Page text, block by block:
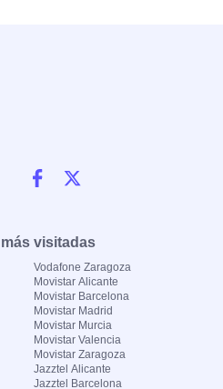
visitadas
Vodafone Zaragoza
Movistar Alicante
Movistar Barcelona
Movistar Madrid
Movistar Murcia
Movistar Valencia
Movistar Zaragoza
Jazztel Alicante
Jazztel Barcelona